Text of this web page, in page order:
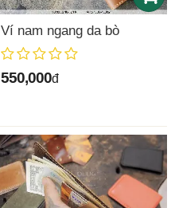
Ví nam ngang da bò
550,000đ